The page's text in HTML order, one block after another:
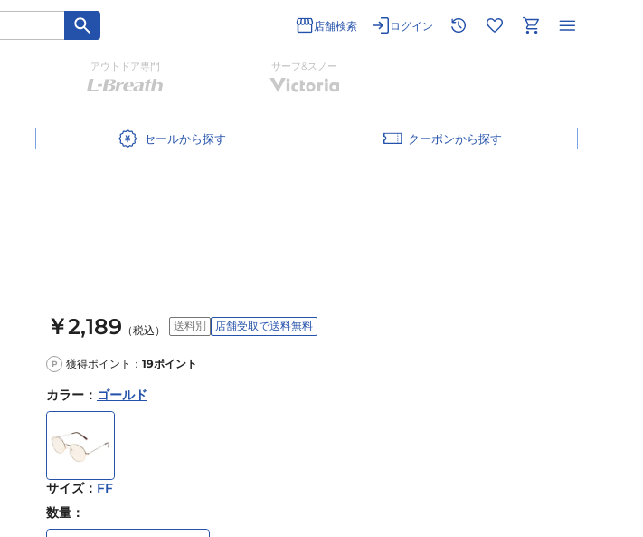
店舗検索 ログイン
アウトドア専門 サーフ&スノー
セール クーポン
￥2,189 （税込） 送料別 店舗受取で送料無料
P 獲得ポイント： 19ポイント
カラー ： ゴールド
サイズ： FF
数量：